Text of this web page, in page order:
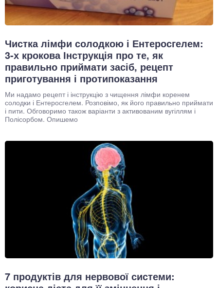
Чистка лімфи солодкою і Ентеросгелем:
3-х крокова Інструкція про те, як
правильно приймати засіб, рецепт
приготування і протипоказання
Ми надамо рецепт і інструкцію з чищення лімфи коренем
солодки і Ентеросгелем. Розповімо, як його правильно приймати
і пити. Обговоримо також варіанти з активованим вугіллям і
Полісорбом. Опишемо
7 продуктів для нервової системи: